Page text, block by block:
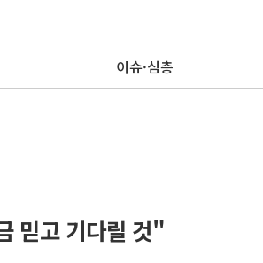
이슈·심층
믿고 기다릴 것"